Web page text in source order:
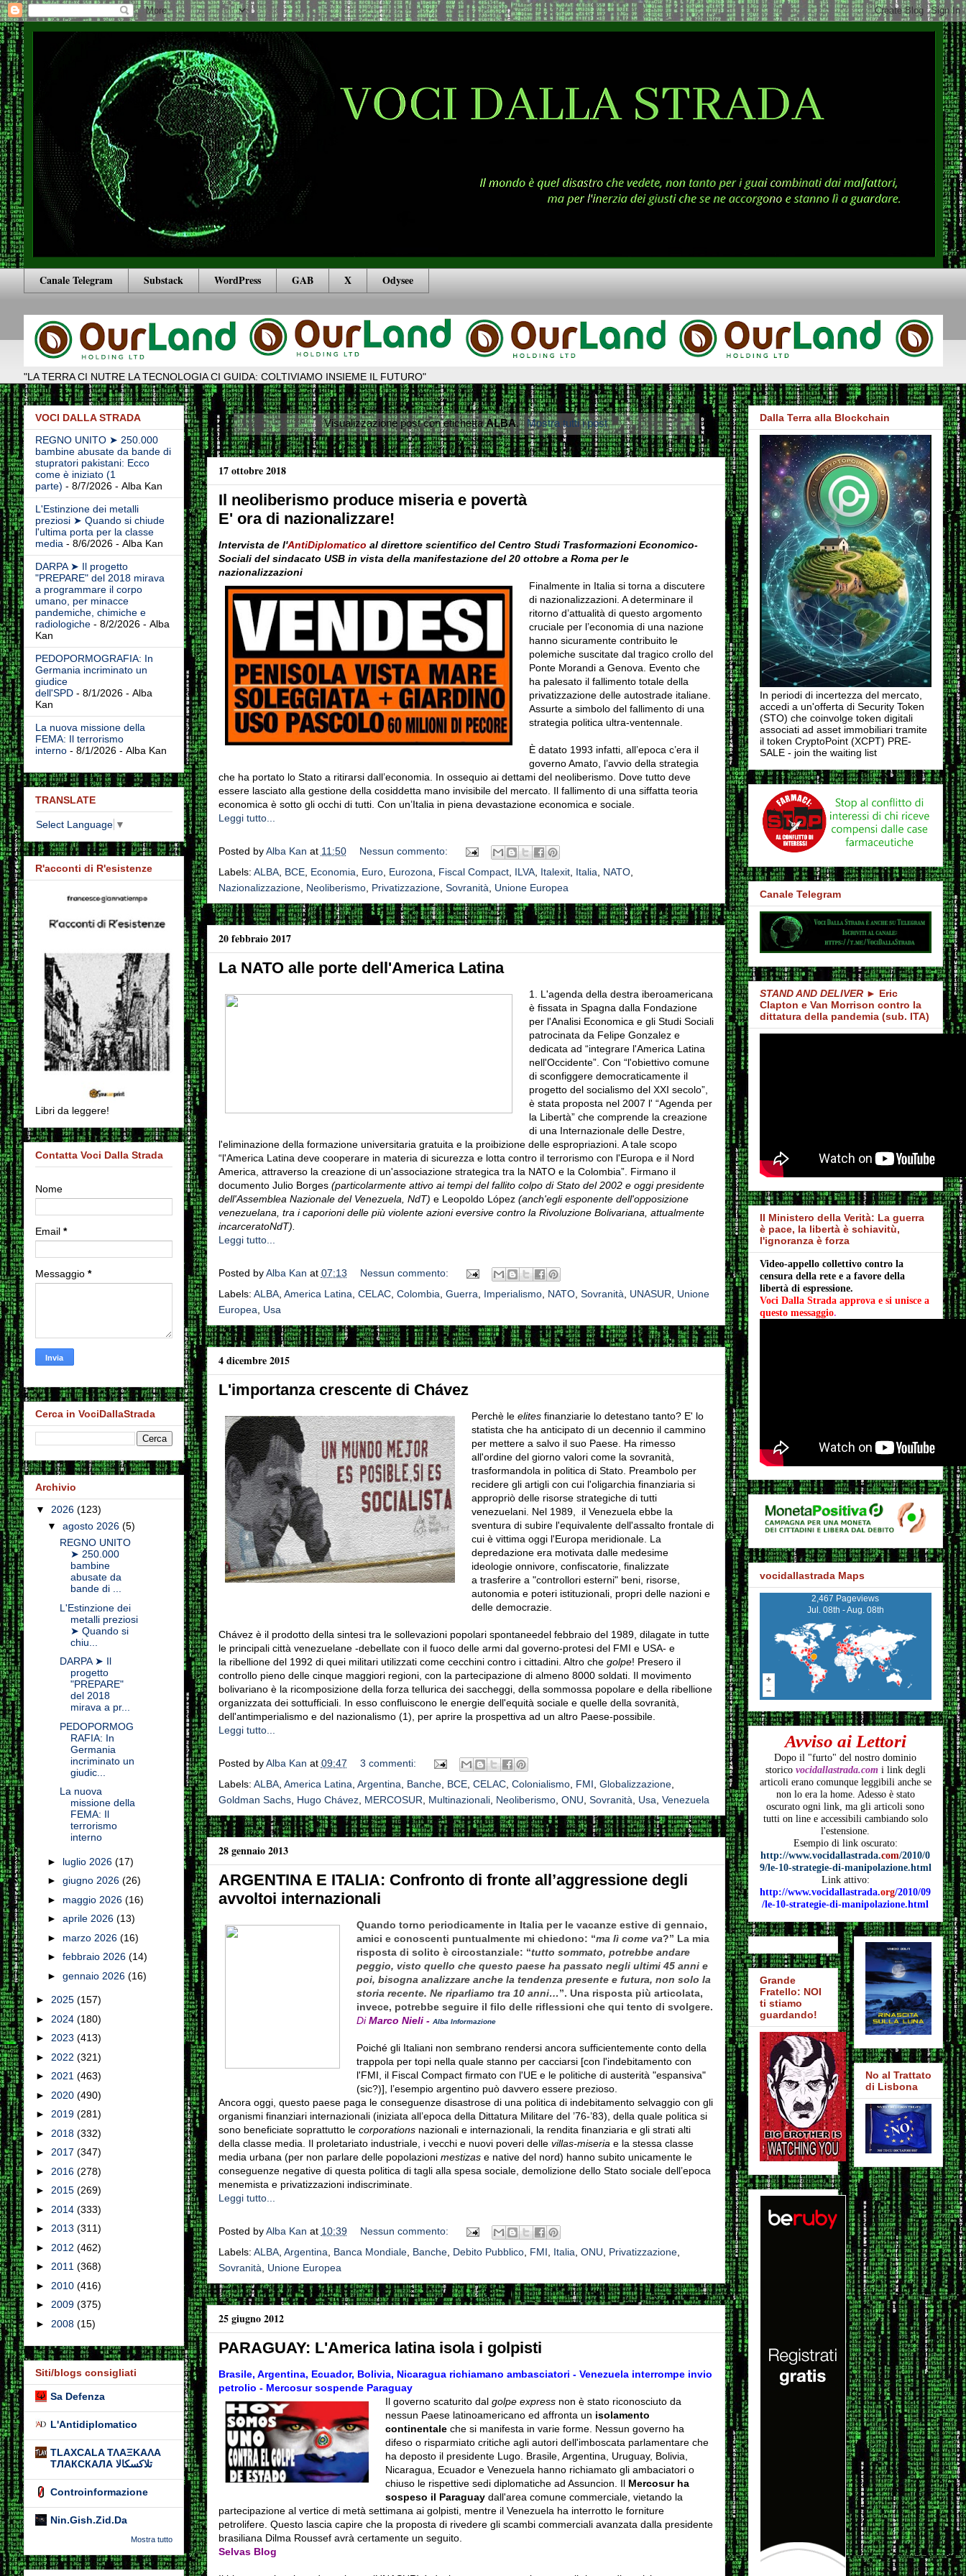
Canale Telegram Substack WordPress GAB X Odysee
"LA TERRA CI NUTRE LA TECNOLOGIA CI GUIDA: COLTIVIAMO INSIEME IL FUTURO"
Visualizzazione post con etichettaALBA. Mostra tutti i post
17 ottobre 2018
Il neoliberismo produce miseria e povertà
E' ora di nazionalizzare!
Intervista de l'AntiDiplomatico al direttore scientifico del Centro Studi Trasformazioni Economico-
Sociali del sindacato USB in vista della manifestazione del 20 ottobre a Roma per le
nazionalizzazioni
Finalmente in Italia si torna a discutere
di nazionalizzazioni. A determinare il
ritorno d’attualità di questo argomento
cruciale per l’economia di una nazione
hanno sicuramente contribuito le
polemiche suscitate dal tragico crollo del
Ponte Morandi a Genova. Evento che
ha palesato il fallimento totale della
privatizzazione delle autostrade italiane.
Assurte a simbolo del fallimento di una
strategia politica ultra-ventennale.
È datato 1993 infatti, all’epoca c’era il
governo Amato, l’avvio della strategia
che ha portato lo Stato a ritirarsi dall’economia. In ossequio ai dettami del neoliberismo. Dove tutto deve
essere lasciato alla gestione della cosiddetta mano invisibile del mercato. Il fallimento di una siffatta teoria
economica è sotto gli occhi di tutti. Con un’Italia in piena devastazione economica e sociale.
Leggi tutto...
Posted byAlba Kan at 11:50
Nessun commento:
Labels: ALBA, BCE, Economia Euro, Eurozona Fiscal Compact, ILVA, Italexit, Italia NATO,
Nazionalizzazione, Neoliberismo, Privatizzazione, Sovranità Unione Europea
20 febbraio 2017
La NATO alle porte dell'America Latina
1. L'agenda della destra iberoamericana
è fissata in Spagna dalla Fondazione
per l'Analisi Economica e gli Studi Sociali
patrocinata da Felipe Gonzalez e
dedicata ad “integrare l'America Latina
nell'Occidente”. Con “l'obiettivo comune
di sconfiggere democraticamente il
progetto del socialismo del XXI secolo”,
è stata proposta nel 2007 l' “Agenda per
la Libertà” che comprende la creazione
di una Internazionale delle Destre,
l'eliminazione della formazione universitaria gratuita e la proibizione delle espropriazioni. A tale scopo
“l'America Latina deve cooperare in materia di sicurezza e lotta contro il terrorismo con l'Europa e il Nord
America, attraverso la creazione di un'associazione strategica tra la NATO e la Colombia”. Firmano il
documento Julio Borges (particolarmente attivo ai tempi del fallito colpo di Stato del 2002 e oggi presidente
dell'Assemblea Nazionale del Venezuela, NdT) e Leopoldo López (anch'egli esponente dell'opposizione
venezuelana, tra i caporioni delle più violente azioni eversive contro la Rivoluzione Bolivariana, attualmente
incarceratoNdT).
Leggi tutto...
Posted byAlba Kan at 07:13
Nessun commento:
Labels: ALBA, America Latina CELAC, Colombia Guerra Imperialismo, NATO, Sovranità UNASUR
Unione
Europea
Usa
4 dicembre 2015
L'importanza crescente di Chávez
Perchè le elites finanziarie lo detestano tanto? E' lo
statista che ha anticipato di un decennio il cammino
per mettere a salvo il suo Paese. Ha rimesso
all'ordine del giorno valori come la sovranità,
trasformandola in politica di Stato. Preambolo per
recidere gli artigli con cui l'oligarchia finanziaria si
appropriò delle risorse strategiche di tutti
venezuelani. Nel 1989, il Venezuela ebbe la
sventura di subire l'equivalente dell'assalto frontale di
cui è vittima oggi l'Europa meridionale. La
depredazione era motivata dalle medesime
ideologie onnivore, confiscatorie, finalizzate
a trasferire a "controllori esterni" beni, risorse,
autonomia e poteri istituzionali, propri delle nazioni e
delle democrazie.
Chávez è il prodotto della sintesi tra le sollevazioni popolari spontaneedel febbraio del 1989, dilagate in tutte
le principali città venezuelane -debellate con il fuoco delle armi dal governo-protesi del FMI e USA- e
la ribellione del 1992 di quei militari utilizzati come cecchini contro i cittadini. Altro che golpe! Presero il
controllo pieno delle cinque maggiori regioni, con la partecipazione di almeno 8000 soldati. Il movimento
bolivariano è la ricomposizione della forza tellurica dei saccheggi, della sommossa popolare e della ribellione
organizzata dei sottufficiali. In esso confluiscono le energie dell'equità sociale e quelle della sovranità,
dell'antimperialismo e del nazionalismo (1), per aprire la prospettiva ad un altro Paese-possibile.
Leggi tutto...
Posted byAlba Kan at 09:47
3 commenti:
Labels: ALBA, America Latina Argentina Banche, BCE, CELAC, Colonialismo, FMI Globalizzazione,
Goldman Sachs, Hugo Chávez, MERCOSUR Multinazionali, Neoliberismo, ONU Sovranità Usa Venezuela
28 gennaio 2013
ARGENTINA E ITALIA: Confronto di fronte all’aggressione degli
avvoltoi internazionali
Quando torno periodicamente in Italia per le vacanze estive di gennaio,
amici e conoscenti puntualmente mi chiedono: “ma lì come va?” La mia
risposta di solito è circostanziale: “tutto sommato, potrebbe andare
peggio, visto quello che questo paese ha passato negli ultimi 45 anni e
poi, bisogna analizzare anche la tendenza presente e futura, non solo la
storia recente. Ne riparliamo tra 10 anni…”. Una risposta più articolata,
invece, potrebbe seguire il filo delle riflessioni che qui tento di svolgere.
DiMarco Nieli - Alba Informazione
Poiché gli Italiani non sembrano rendersi ancora sufficientemente conto della
trappola per topi nella quale stanno per cacciarsi [con l'indebitamento con
l'FMI, il Fiscal Compact firmato con l'UE e le politiche di austerità "espansiva"
(sic?)], l’esempio argentino può davvero essere prezioso.
Ancora oggi, questo paese paga le conseguenze disastrose di una politica di indebitamento selvaggio con gli
organismi finanziari internazionali (iniziata all’epoca della Dittatura Militare del ’76-’83), della quale politica si
sono beneficiate soprattutto le corporationsnazionali e internazionali, la rendita finanziaria e gli strati alti
della classe media. Il proletariato industriale, i vecchi e nuovi poveri delle villas-miseria e la stessa classe
media urbana (per non parlare delle popolazioni mestizase native del nord) hanno subito unicamente le
conseguenze negative di questa politica di tagli alla spesa sociale, demolizione dello Stato sociale dell’epoca
menemista e privatizzazioni indiscriminate.
Leggi tutto...
Posted byAlba Kan at 10:39
Nessun commento:
Labels: ALBA, Argentina Banca Mondiale, Banche, Debito Pubblico, FMI Italia ONU Privatizzazione,
Sovranità
Unione Europea
25 giugno 2012
PARAGUAY: L'America latina isola i golpisti
Brasile, Argentina, Ecuador, Bolivia, Nicaragua richiamano ambasciatori - Venezuela interrompe invio
petrolio - Mercosur sospende Paraguay
Il governo scaturito dal golpe expressnon è stato riconosciuto da
nessun Paese latinoamericano ed affronta un isolamento
continentaleche si manifesta in varie forme. Nessun governo ha
difeso o risparmiato critiche agli autori dell'imboscata parlamentare che
ha deposto il presidente Lugo. Brasile, Argentina, Uruguay, Bolivia,
Nicaragua, Ecuador e Venezuela hanno richiamato gli ambaciatori o
chiuso le rispettive sedi diplomatiche ad Assuncion. Il Mercosur ha
sospeso il Paraguay dall'area comune commerciale, vietando la
partecipazione al vertice di metà settimana ai golpisti, mentre il Venezuela ha interrotto le forniture
petrolifere. Questolascia capire che la proposta di rivedere gli scambi commerciali avanzata dalla presidente
brasiliana Dilma Roussef avrà certamente un seguito.
Selvas Blog
VOCI DALLA STRADA
REGNO UNITO ➤ 250.000
bambine abusate da bande di
stupratori pakistani: Ecco
come è iniziato (1
parte) - 8/7/2026- Alba Kan
L'Estinzione dei metalli
preziosi ➤ Quando si chiude
l'ultima porta per la classe
media - 8/6/2026- Alba Kan
DARPA ➤ Il progetto
"PREPARE" del 2018 mirava
a programmare il corpo
umano, per minacce
pandemiche, chimiche e
radiologiche- 8/2/2026- Alba
Kan
PEDOPORMOGRAFIA: In
Germania incriminato un
giudice
dell'SPD- 8/1/2026- Alba
Kan
La nuova missione della
FEMA: Il terrorismo
interno- 8/1/2026- Alba Kan
TRANSLATE
Select Language ▼
R'acconti di R'esistenze
Libri da leggere!
Contatta Voci Dalla Strada
Nome
Email *
Messaggio *
Cerca in VociDallaStrada
Archivio
▼ 2026 (123)
▼agosto 2026(5)
REGNO UNITO
➤ 250.000
bambine
abusate da
bande di ...
L'Estinzione dei
metalli preziosi
➤ Quando si
chiu...
DARPA ➤ Il
progetto
"PREPARE"
del 2018
mirava a pr...
PEDOPORMOG
RAFIA: In
Germania
incriminato un
giudic...
La nuova
missione della
FEMA: Il
terrorismo
interno
► luglio 2026(17)
►giugno 2026(26)
► maggio 2026(16)
►aprile 2026(13)
► marzo 2026(16)
►febbraio 2026(14)
►gennaio 2026(16)
► 2025 (157)
► 2024 (180)
► 2023 (413)
► 2022 (321)
► 2021 (463)
► 2020 (490)
► 2019 (281)
► 2018 (332)
► 2017 (347)
► 2016 (278)
► 2015 (269)
► 2014 (333)
► 2013 (311)
► 2012 (462)
► 2011 (368)
► 2010 (416)
► 2009 (375)
► 2008 (15)
Siti/blogs consigliati
Sa Defenza
L'Antidiplomatico
TLAXCALA ΤΛΑΞΚΑΛΑ
ТЛАКСКАЛА تلاكسكالا
Controinformazione
Nin.Gish.Zid.Da
Mostra tutto
Dalla Terra alla Blockchain
In periodi di incertezza del mercato,
accedi a un'offerta di Security Token
(STO) che coinvolge token digitali
associati ad asset immobiliari tramite
il token CryptoPoint (XCPT) PRE-
SALE - join the waiting list
Canale Telegram
STAND AND DELIVER► Eric
Clapton e Van Morrison contro la
dittatura della pandemia (sub. ITA)
Il Ministero della Verità: La guerra
è pace, la libertà è schiavitù,
l'ignoranza è forza
Video-appello collettivo contro la
censura della rete e a favore della
libertà di espressione.
Voci Dalla Strada approva e si unisce a
questo messaggio.
vocidallastrada Maps
2,467 Pageviews
Jul. 08th - Aug. 08th
Avviso ai Lettori
Dopo il "furto" del nostro dominio
storico vocidallastrada.comi link degli
articoli erano comunque leggibili anche se
non lo era la home. Adesso è stato
oscurato ogni link, ma gli articoli sono
tutti on line e accessibili cambiando solo
l'estensione.
Esempio di link oscurato:
http://www.vocidallastrada.com/2010/0
9/le-10-strategie-di-manipolazione.html
Link attivo:
http://www.vocidallastrada.org/2010/09
/le-10-strategie-di-manipolazione.html
Grande
Fratello: NOI
ti stiamo
guardando!
No al Trattato
di Lisbona